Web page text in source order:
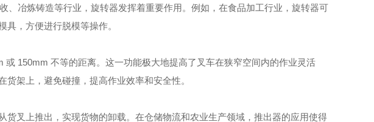
冶炼铸造等行业，旋转器发挥着重要作用。例如，在食品加工行业，旋转器可
，方便进行脱模等操作。
150mm 不等的距离。这一功能极大地提高了叉车在狭窄空间内的作业灵活
架上，避免碰撞，提高作业效率和安全性。
叉上推出，实现货物的卸载。在仓储物流和农业生产领域，推出器的应用使得